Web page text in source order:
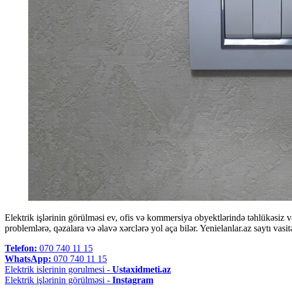
Elektrik işlərinin görülməsi ev, ofis və kommersiya obyektlərində təhlükəsiz
problemlərə, qəzalara və əlavə xərclərə yol aça bilər. Yenielanlar.az saytı
Telefon: 070 740 11 15
WhatsApp: 070 740 11 15
Elektrik islerinin gorulmesi - Ustaxidmeti.az
Elektrik işlərinin görülməsi - Instagram